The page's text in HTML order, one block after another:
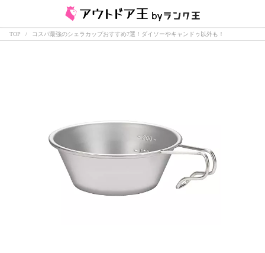
TOP コスパ最強のシェラカップおすすめ7選！ダイソーやキャンドゥ以外も！